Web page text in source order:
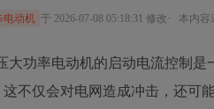
电动机 于 2026-07-08 05:18:31 修改 · 本内容
大功率电动机的启动电流控制
不仅会对电网造成冲击，还可